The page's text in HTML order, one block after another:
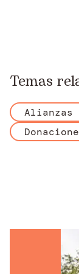
Temas
Alianzas